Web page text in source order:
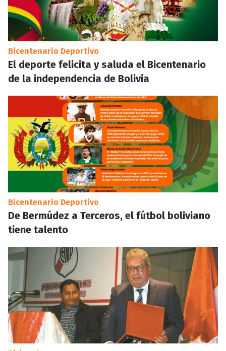
Bicentenario Deportivo
El deporte felicita y saluda el Bicentenario
de la independencia de Bolivia
Bicentenario Deportivo
De Bermúdez a Terceros, el fútbol boliviano
tiene talento